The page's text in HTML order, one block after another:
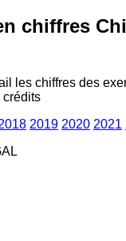
chiffres
les chiffres des
crédits
2019 2020 2021